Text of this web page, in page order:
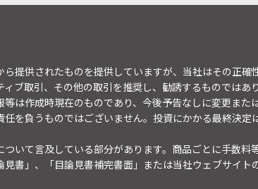
提供されたものを提供していますが、当社はその正
ブ取引、その他の取引を推奨し、勧誘するものでは
は作成時現在のものであり、今後予告なしに変更また
を負うものではございません。投資にかかる最終決
いて言及している部分があります。商品ごとに手数料
書」、「目論見書補完書面」または当社ウェブサイト